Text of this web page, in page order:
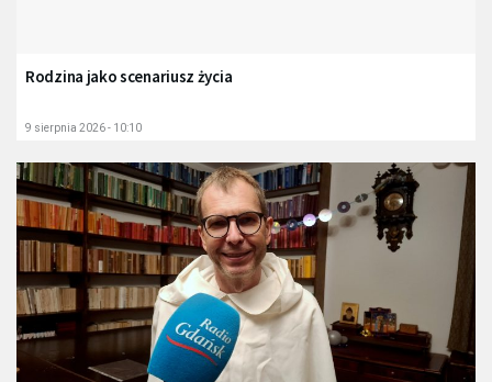
Rodzina jako scenariusz życia
9 sierpnia 2026 - 10:10